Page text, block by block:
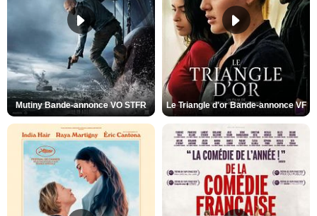
Mutiny Bande-annonce VO STFR Le Triangle d'or Bande-annonce VF